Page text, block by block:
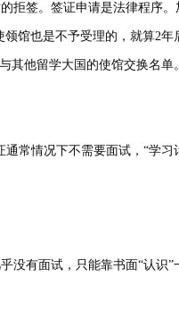
签。签证申请是法律程序。
馆也是不予受理的，就算2年
他留学大国的使馆交换名单。
情况下不需要面试，“学习
有面试，只能靠书面“认识”